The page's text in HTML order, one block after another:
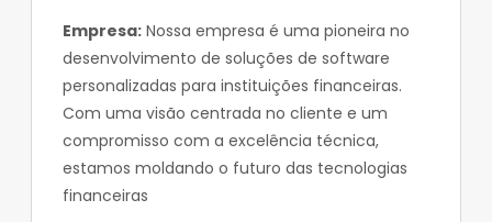
Empresa: Nossa empresa é uma pioneira no
desenvolvimento de soluções de software
personalizadas para instituições financeiras.
Com uma visão centrada no cliente e um
compromisso com a excelência técnica,
estamos moldando o futuro das tecnologias
financeiras